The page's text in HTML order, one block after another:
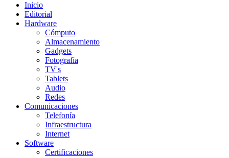
Inicio
Editorial
Hardware
Cómputo
Almacenamiento
Gadgets
Fotografía
TV's
Tablets
Audio
Redes
Comunicaciones
Telefonía
Infraestructura
Internet
Software
Certificaciones